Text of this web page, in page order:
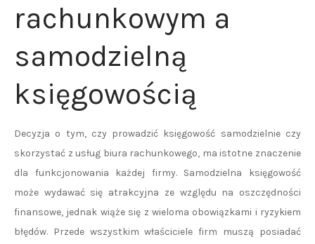
rachunkowym a
samodzielną
księgowością
Decyzja o tym, czy prowadzić księgowość samodzielnie czy
skorzystać z usług biura rachunkowego, ma istotne znaczenie
dla funkcjonowania każdej firmy. Samodzielna księgowość
może wydawać się atrakcyjna ze względu na oszczędności
finansowe, jednak wiąże się z wieloma obowiązkami i ryzykiem
błędów. Przede wszystkim właściciele firm muszą posiadać